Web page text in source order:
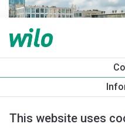
This website uses